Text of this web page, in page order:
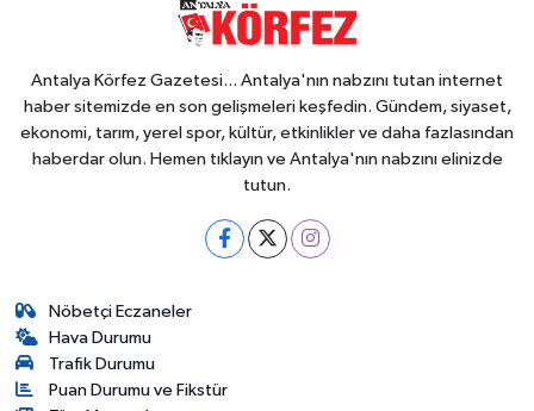
Antalya Körfez Gazetesi... Antalya'nın nabzını tutan internet
haber sitemizde en son gelişmeleri keşfedin. Gündem, siyaset,
ekonomi, tarım, yerel spor, kültür, etkinlikler ve daha fazlasından
haberdar olun. Hemen tıklayın ve Antalya'nın nabzını elinizde
tutun.
Nöbetçi Eczaneler
Hava Durumu
Trafik Durumu
Puan Durumu ve Fikstür